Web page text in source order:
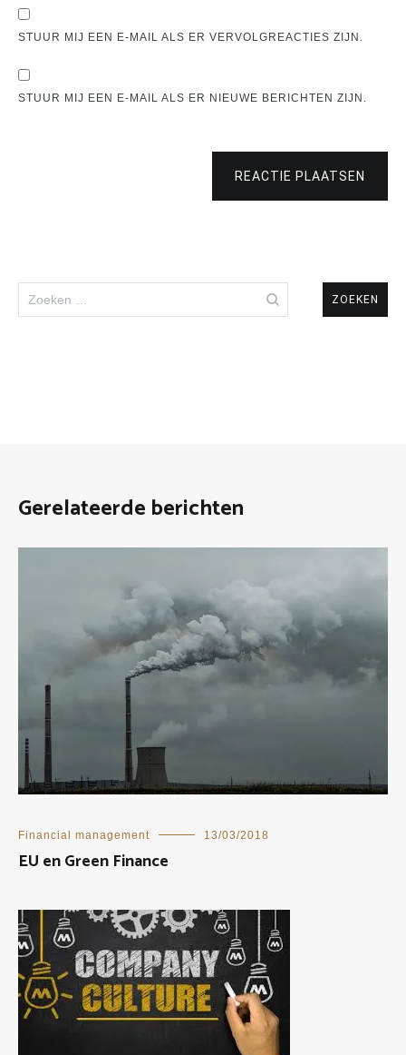
STUUR MIJ EEN E-MAIL ALS ER VERVOLGREACTIES ZIJN.
STUUR MIJ EEN E-MAIL ALS ER NIEUWE BERICHTEN ZIJN.
REACTIE PLAATSEN
naar:
Gerelateerde berichten
Financial management 13/03/2018
EU en Green Finance